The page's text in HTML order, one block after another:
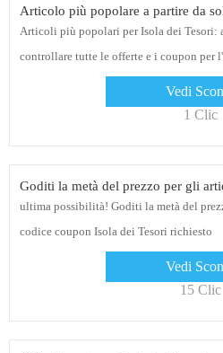
Articolo più popolare a partire da
Articoli più popolari per Isola dei Tesori:
controllare tutte le offerte e i coupon per
Vedi
1 Clic
Goditi la metà del prezzo per gli
ultima possibilità! Goditi la metà del
codice coupon Isola dei Tesori richiesto
Vedi
15 Clic